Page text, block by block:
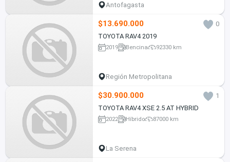
Antofagasta
$13.690.000
0
TOYOTA RAV4 2019
2019 Bencina 92330 km
Región Metropolitana
$30.900.000
1
TOYOTA RAV4 XSE 2.5 AT HYBRID
2022 Híbrido 87000 km
La Serena